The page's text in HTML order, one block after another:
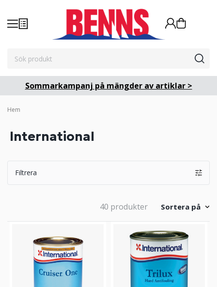
Sommarkampanj på mängder av artiklar >
Hem
International
Filtrera
40 produkter Sortera på